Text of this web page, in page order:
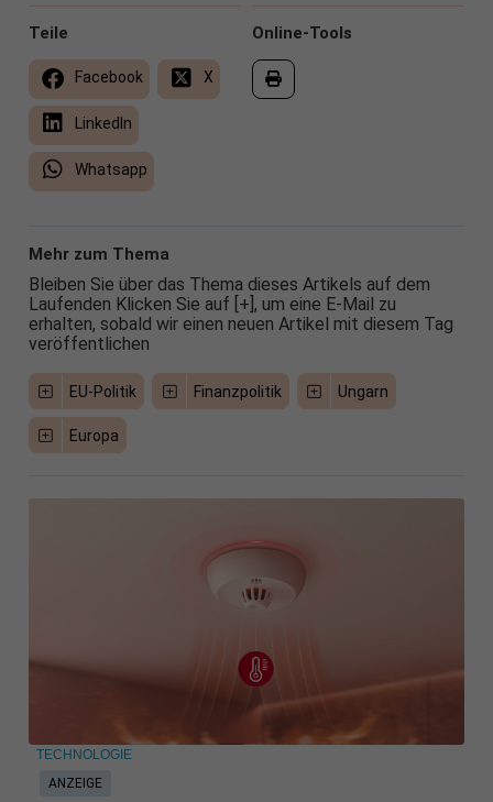
Online-Tools
Teile
Facebook X
LinkedIn
Whatsapp
Mehr zum Thema
Bleiben Sie über das Thema dieses Artikels auf dem
Laufenden Klicken Sie auf [+], um eine E-Mail zu
erhalten, sobald wir einen neuen Artikel mit diesem Tag
veröffentlichen
EU-Politik Finanzpolitik Ungarn
Europa
ANZEIGE
TECHNOLOGIE